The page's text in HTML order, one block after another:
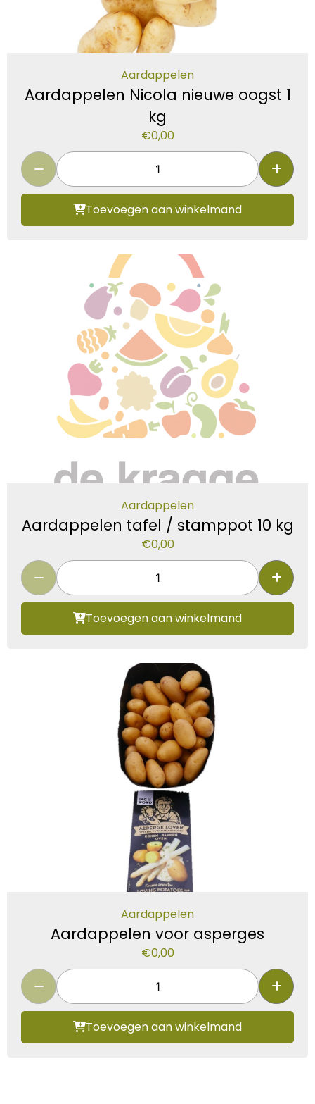
Aardappelen
Aardappelen Nicola nieuwe oogst 1
kg
€0,00
Toevoegen aan winkelmand
Aardappelen
Aardappelen tafel / stamppot 10 kg
€0,00
Toevoegen aan winkelmand
Aardappelen
Aardappelen voor asperges
€0,00
Toevoegen aan winkelmand